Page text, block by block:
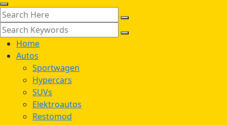
Home
Autos
Sportwagen
Hypercars
SUVs
Elektroautos
Restomod